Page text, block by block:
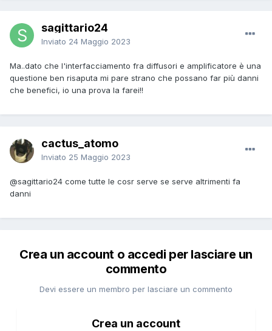
sagittario24
Inviato 24 Maggio 2023
Ma..dato che l'interfacciamento fra diffusori e amplificatore è una
questione ben risaputa mi pare strano che possano far più danni
che benefici, io una prova la farei!!
cactus_atomo
Inviato 25 Maggio 2023
@sagittario24 come tutte le cosr serve se serve altrimenti fa
danni
Crea un account o accedi per lasciare un
commento
Devi essere un membro per lasciare un commento
Crea un account